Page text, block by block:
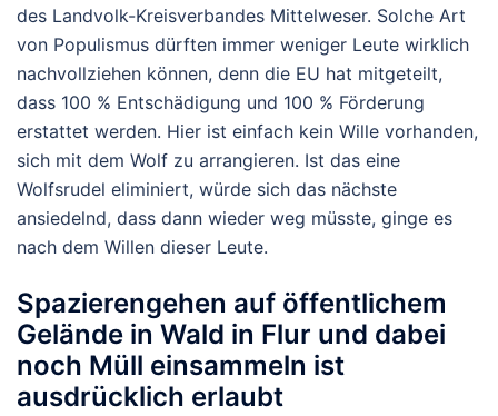
des Landvolk-Kreisverbandes Mittelweser. Solche Art
von Populismus dürften immer weniger Leute wirklich
nachvollziehen können, denn die EU hat mitgeteilt,
dass 100 % Entschädigung und 100 % Förderung
erstattet werden. Hier ist einfach kein Wille vorhanden,
sich mit dem Wolf zu arrangieren. Ist das eine
Wolfsrudel eliminiert, würde sich das nächste
ansiedelnd, dass dann wieder weg müsste, ginge es
nach dem Willen dieser Leute.
Spazierengehen auf öffentlichem
Gelände in Wald in Flur und dabei
noch Müll einsammeln ist
ausdrücklich erlaubt